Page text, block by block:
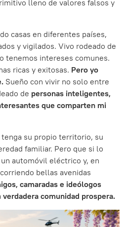
lleno de valores falsos y
casas en diferentes países,
y vigilados. Vivo rodeado de
tenemos intereses comunes.
ricas y exitosas. Pero yo
Sueño con vivir no solo entre
de personas inteligentes,
que comparten mi
tenga su propio territorio, su
familiar. Pero que si lo
automóvil eléctrico y, en
bellas avenidas
camaradas e ideólogos
verdadera comunidad prospera.